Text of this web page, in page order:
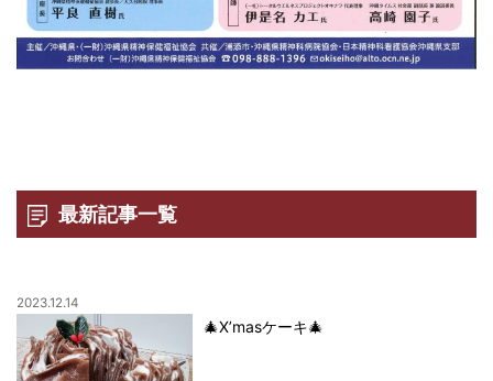
最新記事一覧
2023.12.14
🎄X’masケーキ🎄